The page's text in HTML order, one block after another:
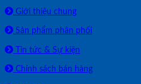
Giới thiệu chung
Sản phẩm phân phối
Tin tức & Sự kiện
Chính sách bán hàng